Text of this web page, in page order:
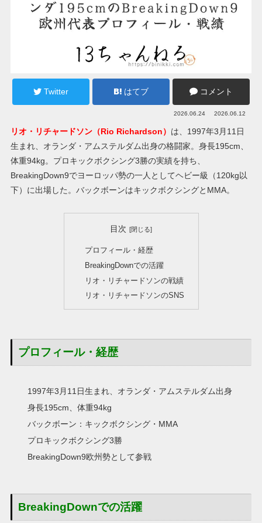
Twitter はてブ コメント
2026.06.24 2026.06.12
リオ・リチャードソン（Rio Richardson） は、1997年3月11日
生まれ、オランダ・アムステルダム出身の格闘家。身長195cm、
体重94kg。プロキックボクシング3勝の実績を持ち、
BreakingDown9でヨーロッパ勢の一人としてヘビー級（120kg以
下）に出場した。バックボーンはキックボクシングとMMA。
目次
プロフィール・経歴
BreakingDownでの活躍
リオ・リチャードソンの戦績
リオ・リチャードソンのSNS
プロフィール・経歴
1997年3月11日生まれ、オランダ・アムステルダム出身
身長195cm、体重94kg
バックボーン：キックボクシング・MMA
プロキックボクシング3勝
BreakingDown9欧州勢として参戦
BreakingDownでの活躍